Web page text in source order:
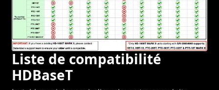
Liste de compatibilité
HDBaseT